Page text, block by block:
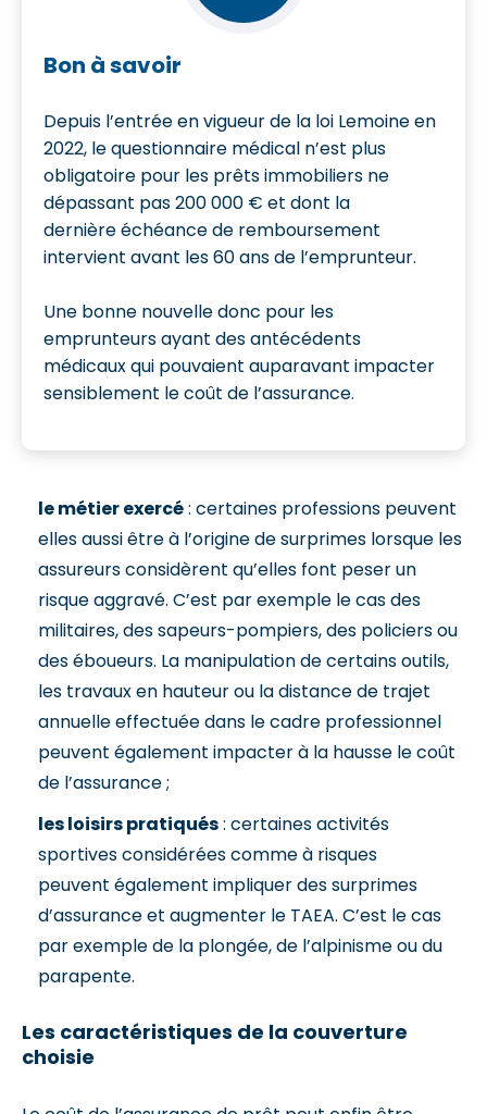
Bon à savoir
Depuis l’entrée en vigueur de la loi Lemoine en
2022, le questionnaire médical n’est plus
obligatoire pour les prêts immobiliers ne
dépassant pas 200 000 € et dont la
dernière échéance de remboursement
intervient avant les 60 ans de l’emprunteur.
Une bonne nouvelle donc pour les
emprunteurs ayant des antécédents
médicaux qui pouvaient auparavant impacter
sensiblement le coût de l’assurance.
le métier exercé: certaines professions peuvent
elles aussi être à l’origine de surprimes lorsque les
assureurs considèrent qu’elles font peser un
risque aggravé. C’est par exemple le cas des
militaires, des sapeurs-pompiers, des policiers ou
des éboueurs. La manipulation de certains outils,
les travaux en hauteur ou la distance de trajet
annuelle effectuée dans le cadre professionnel
peuvent également impacter à la hausse le coût
de l’assurance ;
les loisirs pratiqués: certaines activités
sportives considérées comme à risques
peuvent également impliquer des surprimes
d’assurance et augmenter le TAEA. C’est le cas
par exemple de la plongée, de l’alpinisme ou du
parapente.
Les caractéristiques de la couverture
choisie